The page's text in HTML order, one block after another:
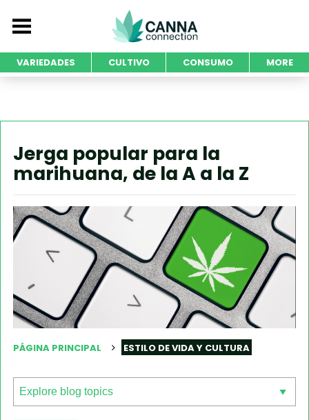
VARIEDADES CULTIVO CONSUMO MORE
Jerga popular para la
marihuana, de la A a la Z
PÁGINA PRINCIPAL ESTILO DE VIDA Y CULTURA